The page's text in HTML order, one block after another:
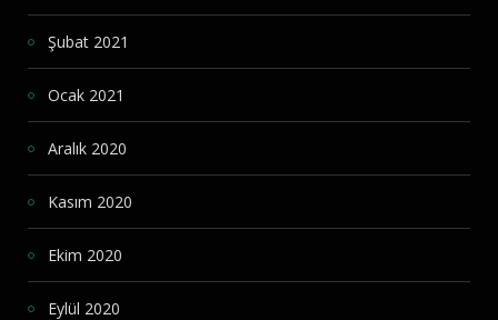
Şubat 2021
Ocak 2021
Aralık 2020
Kasım 2020
Ekim 2020
Eylül 2020